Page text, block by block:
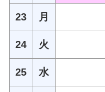
23 月
24 火
25 水